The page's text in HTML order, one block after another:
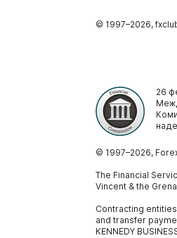
© 1997–2026,
26
© 1997–2026,
The Financial
Vincent & the
Contracting
and transfer
KENNEDY